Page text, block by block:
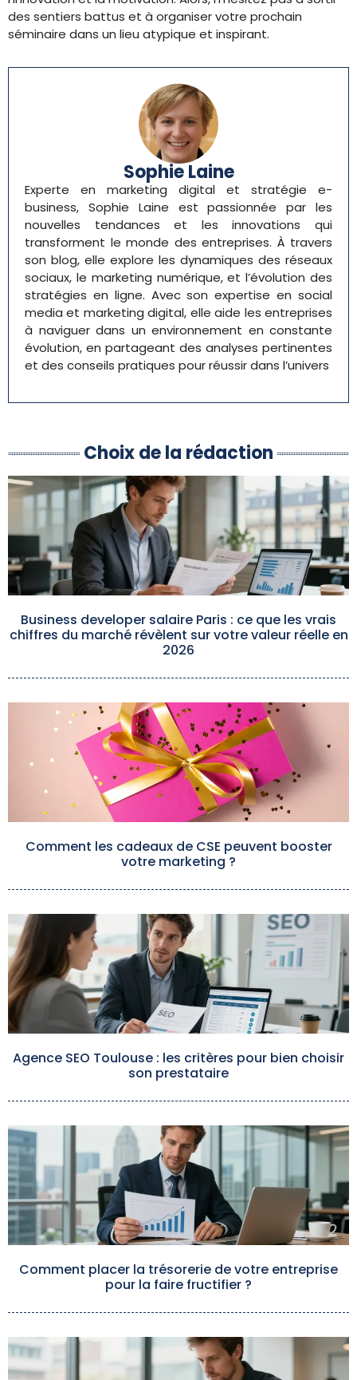
des sentiers battus et à organiser votre prochain
séminaire dans un lieu atypique et inspirant.
Sophie Laine
Experte en marketing digital et stratégie e-
business, Sophie Laine est passionnée par les
nouvelles tendances et les innovations qui
transforment le monde des entreprises. À travers
son blog, elle explore les dynamiques des réseaux
sociaux, le marketing numérique, et l’évolution des
stratégies en ligne. Avec son expertise en social
media et marketing digital, elle aide les entreprises
à naviguer dans un environnement en constante
évolution, en partageant des analyses pertinentes
et des conseils pratiques pour réussir dans l’univers
Choix de la rédaction
Business developer salaire Paris : ce que les vrais
chiffres du marché révèlent sur votre valeur réelle en
2026
Comment les cadeaux de CSE peuvent booster
votre marketing ?
Agence SEO Toulouse : les critères pour bien choisir
son prestataire
Comment placer la trésorerie de votre entreprise
pour la faire fructifier ?